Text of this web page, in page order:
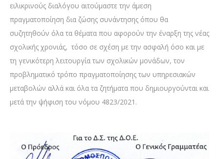
ειλικρινούς διαλόγου αιτούμαστε την άμεση
πραγματοποίηση δια ζώσης συνάντησης όπου θα
συζητηθούν όλα τα θέματα που αφορούν την έναρξη της νέας
σχολικής χρονιάς, τόσο σε σχέση με την ασφαλή όσο και με
τη γενικότερη λειτουργία των σχολικών μονάδων, τον
προβληματικό τρόπο πραγματοποίησης των υπηρεσιακών
μεταβολών αλλά και όλα τα ζητήματα που δημιουργούνται και
μετά την ψήφιση του νόμου 4823/2021.